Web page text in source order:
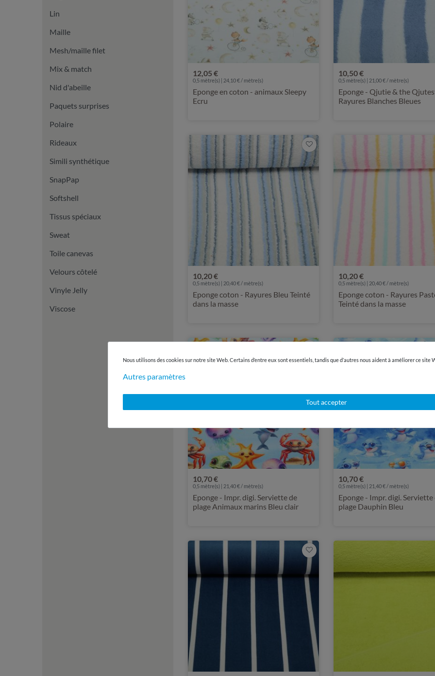
Lin
Maille
Mesh/maille filet
Mix & match
Nid d'abeille
Paquets surprises
Polaire
Rideaux
Simili synthétique
SnapPap
Softshell
Tissus spéciaux
Sweat
Toile canevas
Velours côtelé
Vinyle Jelly
Viscose
12,05 €
0,5 mètre(s) | 24,10 € / mètre(s)
Eponge en coton - animaux Sleepy
Ecru
10,50 €
0,5 mètre(s) | 21,00 € / mètre(s)
Eponge - Qjutie & the
Rayures Blanches Bleues
10,20 €
0,5 mètre(s) | 20,40 € / mètre(s)
Eponge coton - Rayures Bleu Teinté
dans la masse
10,20 €
0,5 mètre(s) | 20,40 € / mètre(s)
Eponge coton - Rayures
Teinté dans la masse
10,70 €
0,5 mètre(s) | 21,40 € / mètre(s)
Eponge - Impr. digi. Serviette de
plage Animaux marins Bleu clair
10,70 €
0,5 mètre(s) | 21,40 € / mètre(s)
Eponge - Impr. digi. Serviette
plage Dauphin Bleu
Nous utilisons des cookies sur notre site Web. Certains d’entre eux sont essentiels, tandis que d’autres nous aident à améliorer ce site
Autres paramètres
Tout accepter